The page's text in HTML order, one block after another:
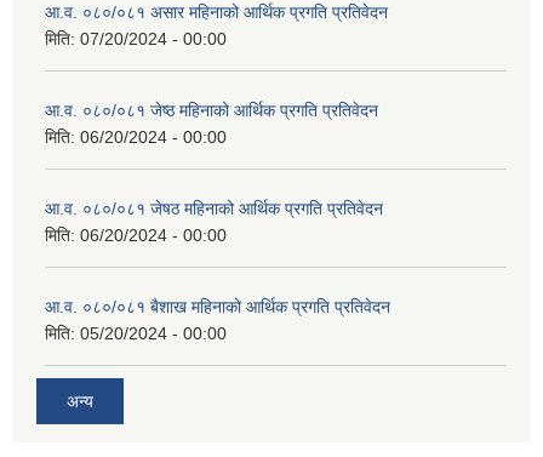
आ.व. ०८०/०८१ असार महिनाको आर्थिक प्रगति प्रतिवेदन
मिति: 07/20/2024 - 00:00
आ.व. ०८०/०८१ जेष्ठ महिनाको आर्थिक प्रगति प्रतिवेदन
मिति: 06/20/2024 - 00:00
आ.व. ०८०/०८१ जेषठ महिनाको आर्थिक प्रगति प्रतिवेदन
मिति: 06/20/2024 - 00:00
आ.व. ०८०/०८१ बैशाख महिनाको आर्थिक प्रगति प्रतिवेदन
मिति: 05/20/2024 - 00:00
अन्य